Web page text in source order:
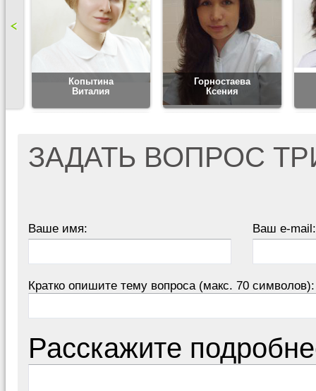
Копытина
Виталия
Горностаева
Ксения
ЗАДАТЬ ВОПРОС
Ваше имя: Ваш e-mail:
Кратко опишите тему вопроса (макс. 70 символов):
Расскажите